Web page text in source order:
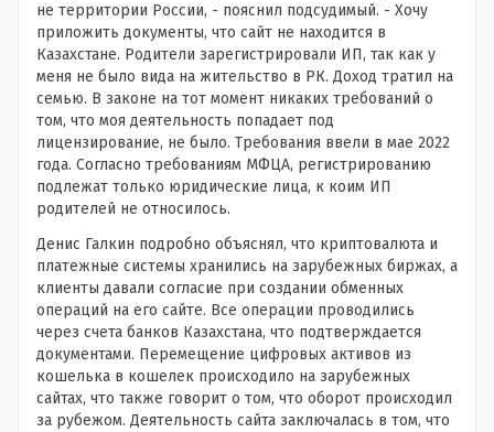
не территории России, - пояснил подсудимый. - Хочу
приложить документы, что сайт не находится в
Казахстане. Родители зарегистрировали ИП, так как у
меня не было вида на жительство в РК. Доход тратил на
семью. В законе на тот момент никаких требований о
том, что моя деятельность попадает под
лицензирование, не было. Требования ввели в мае 2022
года. Согласно требованиям МФЦА, регистрированию
подлежат только юридические лица, к коим ИП
родителей не относилось.
Денис Галкин подробно объяснял, что криптовалюта и
платежные системы хранились на зарубежных биржах, а
клиенты давали согласие при создании обменных
операций на его сайте. Все операции проводились
через счета банков Казахстана, что подтверждается
документами. Перемещение цифровых активов из
кошелька в кошелек происходило на зарубежных
сайтах, что также говорит о том, что оборот происходил
за рубежом. Деятельность сайта заключалась в том, что